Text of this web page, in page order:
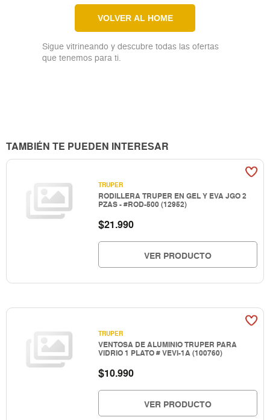
VOLVER AL HOME
Sigue vitrineando y descubre todas las ofertas
que tenemos para ti.
TAMBIÉN TE PUEDEN INTERESAR
TRUPER
RODILLERA TRUPER EN GEL Y EVA JGO 2
PZAS - #ROD-500 (12952)
$21.990
VER PRODUCTO
TRUPER
VENTOSA DE ALUMINIO TRUPER PARA
VIDRIO 1 PLATO # VEVI-1A (100760)
$10.990
VER PRODUCTO